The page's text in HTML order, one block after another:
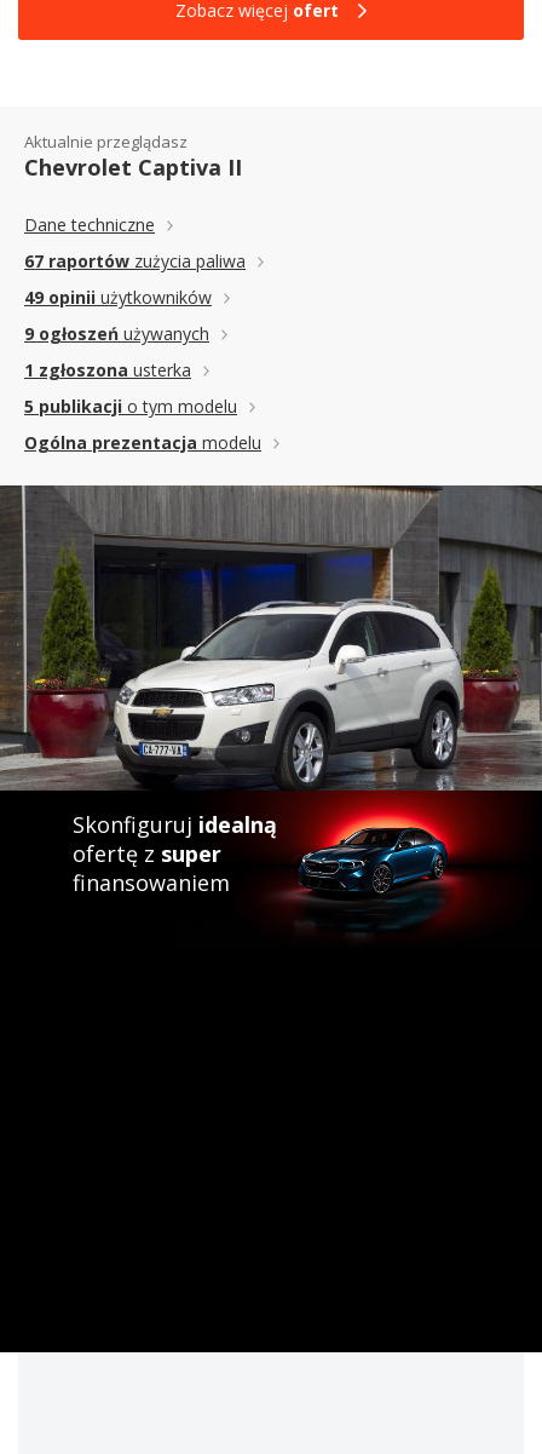
Zobacz więcej ofert
Aktualnie przeglądasz
Chevrolet Captiva II
Dane techniczne
67 raportów zużycia paliwa
49 opinii użytkowników
9 ogłoszeń używanych
1 zgłoszona usterka
5 publikacji o tym modelu
Ogólna prezentacja modelu
Skonfiguruj idealną
ofertę z super
finansowaniem